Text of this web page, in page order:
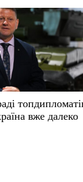
вже далеко